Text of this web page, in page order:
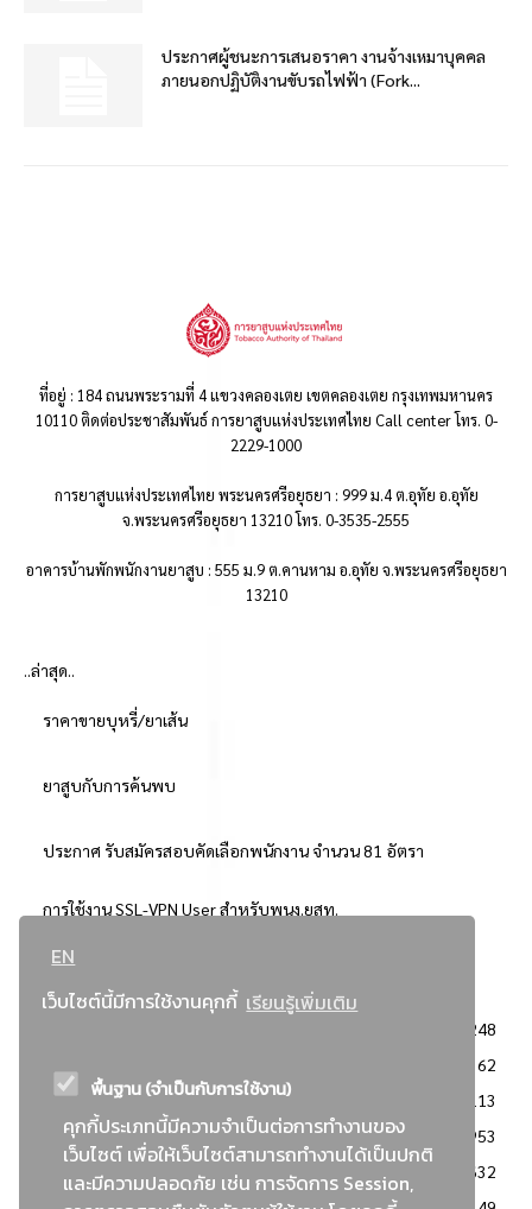
EN
เว็บไซต์นี้มีการใช้งานคุกกี้ เรียนรู้เพิ่มเติม
พื้นฐาน (จำเป็นกับการใช้งาน)
คุกกี้ประเภทนี้มีความจำเป็นต่อการทำงานของ
เว็บไซต์ เพื่อให้เว็บไซต์สามารถทำงานได้เป็นปกติ
และมีความปลอดภัย เช่น การจัดการ Session,
ประกาศผู้ชนะการเสนอราคา งานจ้างเหมาบุคคล
ภายนอกปฏิบัติงานขับรถไฟฟ้า (Fork...
ที่อยู่ : 184 ถนนพระรามที่ 4 แขวงคลองเตย เขตคลองเตย กรุงเทพมหานคร
10110 ติดต่อประชาสัมพันธ์ การยาสูบแห่งประเทศไทย Call center โทร. 0-
2229-1000
การยาสูบแห่งประเทศไทย พระนครศรีอยุธยา : 999 ม.4 ต.อุทัย อ.อุทัย
จ.พระนครศรีอยุธยา 13210 โทร. 0-3535-2555
อาคารบ้านพักพนักงานยาสูบ : 555 ม.9 ต.คานหาม อ.อุทัย จ.พระนครศรีอยุธยา
13210
..ล่าสุด..
ราคาขายบุหรี่/ยาเส้น
ยาสูบกับการค้นพบ
ประกาศ รับสมัครสอบคัดเลือกพนักงาน จำนวน 81 อัตรา
การใช้งาน SSL-VPN User สำหรับพนง.ยสท.
..ยอดนิยม..
3248
2362
: วิธีเฉพาะเจาะจง
2113
ข่าวสาร/ประกาศ
1953
: เอกสารส่งเสริมความโปร่งใสในการจัดซื้อจัดจ้าง
1632